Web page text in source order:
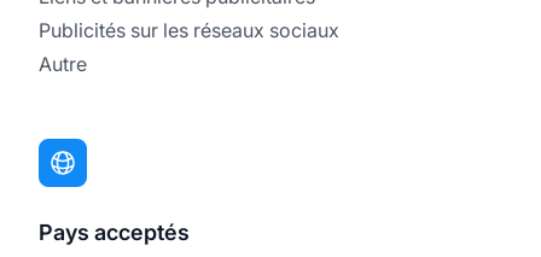
Publicités sur les réseaux sociaux
Autre
Pays acceptés